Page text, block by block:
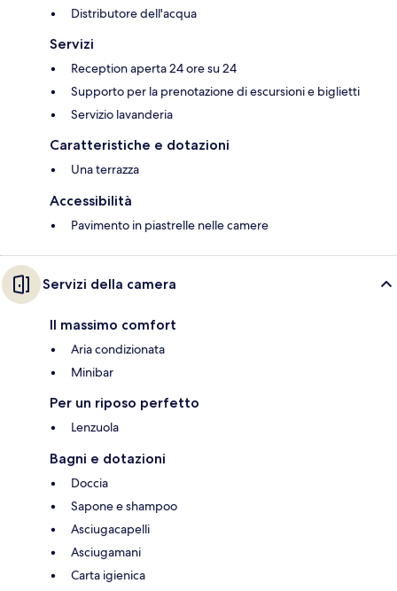
Distributore dell'acqua
Servizi
Reception aperta 24 ore su 24
Supporto per la prenotazione di escursioni e biglietti
Servizio lavanderia
Caratteristiche e dotazioni
Una terrazza
Accessibilità
Pavimento in piastrelle nelle camere
Servizi della camera
Il massimo comfort
Aria condizionata
Minibar
Per un riposo perfetto
Lenzuola
Bagni e dotazioni
Doccia
Sapone e shampoo
Asciugacapelli
Asciugamani
Carta igienica